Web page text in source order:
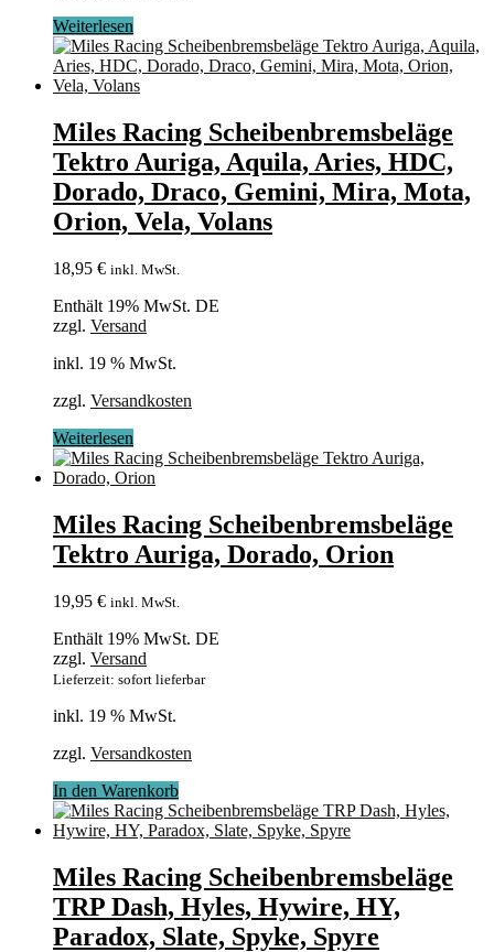
Weiterlesen
Miles Racing Scheibenbremsbeläge
Tektro Auriga, Aquila, Aries, HDC,
Dorado, Draco, Gemini, Mira, Mota,
Orion, Vela, Volans
18,95 € inkl. MwSt.
Enthält 19% MwSt. DE
zzgl. Versand
inkl. 19 % MwSt.
zzgl. Versandkosten
Weiterlesen
Miles Racing Scheibenbremsbeläge
Tektro Auriga, Dorado, Orion
19,95 € inkl. MwSt.
Enthält 19% MwSt. DE
zzgl. Versand
Lieferzeit: sofort lieferbar
inkl. 19 % MwSt.
zzgl. Versandkosten
In den Warenkorb
Miles Racing Scheibenbremsbeläge
TRP Dash, Hyles, Hywire, HY,
Paradox, Slate, Spyke, Spyre